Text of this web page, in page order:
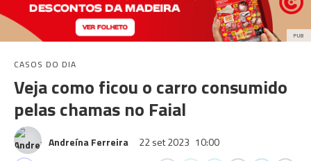
PUB
CASOS DO DIA
Veja como ficou o carro consumido
pelas chamas no Faial
Andreína Ferreira 22 set 2023 10:00